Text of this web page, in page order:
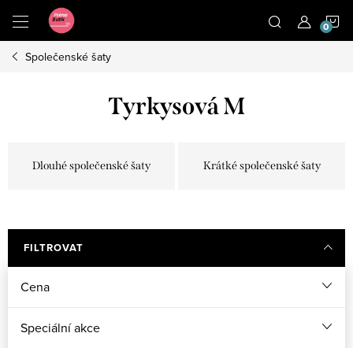
obsah
Společenské šaty
Tyrkysová M
Dlouhé společenské šaty Krátké společenské šaty
FILTROVAT
Cena
Speciální akce